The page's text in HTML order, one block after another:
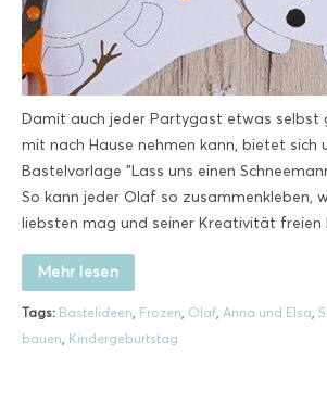
Damit auch jeder Partygast etwas selbst
mit nach Hause nehmen kann, bietet sich
Bastelvorlage "Lass uns einen
So kann jeder Olaf so zusammenkleben,
liebsten mag und seiner Kreativität freien
Mehr lesen
Tags: Bastelideen, Frozen, Olaf, Anna und Elsa,
bauen, Kindergeburtstag